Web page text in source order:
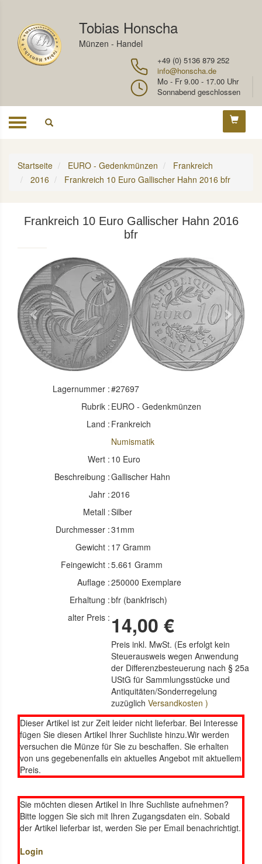
Tobias Honscha
Münzen - Handel
+49 (0) 5136 879 252
info@honscha.de
Mo - Fr 9.00 - 17.00 Uhr
Sonnabend geschlossen
Toggle
Startseite EURO - Gedenkmünzen
Frankreich
2016
Frankreich 10 Euro Gallischer Hahn 2016 bfr
Frankreich 10 Euro Gallischer Hahn 2016
bfr
Previous Next
Lagernummer :#27697
Rubrik : EURO - Gedenkmünzen
Land : Frankreich
Numismatik
Wert : 10 Euro
Beschreibung :Gallischer Hahn
Jahr :2016
Metall :Silber
Durchmesser :31mm
Gewicht : 17 Gramm
Feingewicht :5.661 Gramm
Auflage :250000 Exemplare
Erhaltung :bfr (bankfrisch)
alter Preis : 14,00 €
Preis inkl. MwSt. (Es erfolgt kein
Steuerausweis wegen Anwendung
der Differenzbesteuerung nach § 25a
UStG für Sammlungsstücke und
Antiquitäten/Sonderregelung
zuzüglichVersandkosten )
Dieser Artikel ist zur Zeit leider nicht lieferbar. Bei Interesse
fügen Sie diesen Artikel Ihrer Suchliste hinzu.Wir werden
versuchen die Münze für Sie zu beschaffen. Sie erhalten
von uns gegebenenfalls ein aktuelles Angebot mit aktuellem
Preis.
Sie möchten diesen Artikel in Ihre Suchliste aufnehmen?
Bitte loggen Sie sich mit Ihren Zugangsdaten ein. Sobald
der Artikel lieferbar ist, werden Sie per Email benachrichtigt.
Login